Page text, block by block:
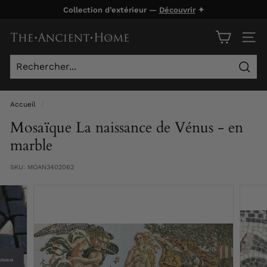
contenu
Collection d’extérieur — Découvrir✦
T
h
e
A
n
c
i
n
t
H
o
m
e
Accueil
Mosaïque La naissance de Vénus - en
marble
SKU: MOAN3402062